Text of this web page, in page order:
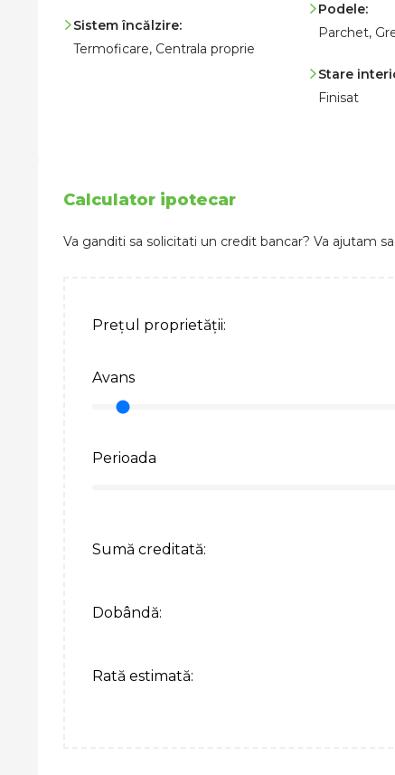
Sistem încălzire:
Termoficare, Centrala proprie
Podele:
Parchet,
Stare
Finisat
Calculator ipotecar
Va ganditi sa solicitati un credit bancar? Va ajutam
Prețul proprietății:
Avans
Perioada
Sumă creditată:
Dobândă:
Rată estimată: